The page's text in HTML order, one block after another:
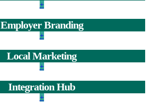
+
Employer Branding
+
Local Marketing
+
Integration Hub
+